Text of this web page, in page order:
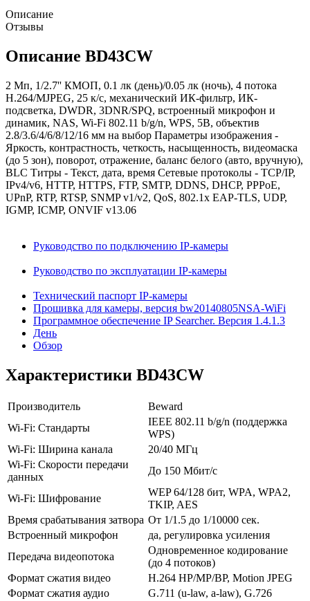
Описание
Отзывы
Описание BD43CW
2 Мп, 1/2.7'' КМОП, 0.1 лк (день)/0.05 лк (ночь), 4 потока
H.264/MJPEG, 25 к/с, механический ИК-фильтр, ИК-
подсветка, DWDR, 3DNR/SPQ, встроенный микрофон и
динамик, NAS, Wi-Fi 802.11 b/g/n, WPS, 5В, объектив
2.8/3.6/4/6/8/12/16 мм на выбор Параметры изображения -
Яркость, контрастность, четкость, насыщенность, видеомаска
(до 5 зон), поворот, отражение, баланс белого (авто, вручную),
BLC Титры - Текст, дата, время Сетевые протоколы - TCP/IP,
IPv4/v6, HTTP, HTTPS, FTP, SMTP, DDNS, DHCP, PPPoE,
UPnP, RTP, RTSP, SNMP v1/v2, QoS, 802.1x EAP-TLS, UDP,
IGMP, ICMP, ONVIF v13.06
Руководство по подключению IP-камеры
Руководство по эксплуатации IP-камеры
Технический паспорт IP-камеры
Прошивка для камеры, версия bw20140805NSA-WiFi
Программное обеспечение IP Searcher. Версия 1.4.1.3
День
Обзор
Характеристики BD43CW
Производитель
Beward
Wi-Fi: Стандарты
IEEE 802.11 b/g/n (поддержка
WPS)
Wi-Fi: Ширина канала
20/40 МГц
Wi-Fi: Скорости передачи
данных
До 150 Мбит/с
Wi-Fi: Шифрование
WEP 64/128 бит, WPA, WPA2,
TKIP, AES
Время срабатывания затвора От 1/1.5 до 1/10000 сек.
Встроенный микрофон
да, регулировка усиления
Передача видеопотока
Одновременное кодирование
(до 4 потоков)
Формат сжатия видео
H.264 HP/MP/BP, Motion JPEG
Формат сжатия аудио
G.711 (u-law, a-law), G.726